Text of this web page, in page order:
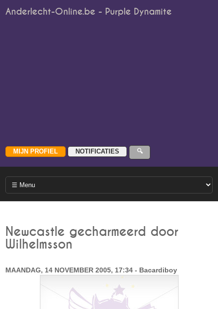
Anderlecht-Online.be - Purple Dynamite
Newcastle gecharmeerd door
Wilhelmsson
MAANDAG, 14 NOVEMBER 2005, 17:34 - Bacardiboy